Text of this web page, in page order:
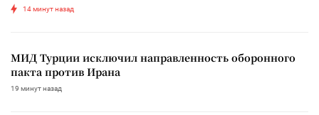
14 минут назад
МИД Турции исключил направленность оборонного
пакта против Ирана
19 минут назад